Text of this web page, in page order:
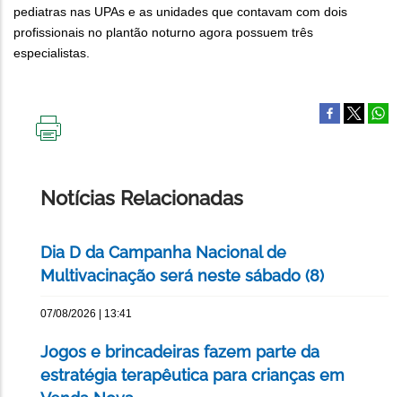
pediatras nas UPAs e as unidades que contavam com dois
profissionais no plantão noturno agora possuem três
especialistas.
Notícias Relacionadas
Dia D da Campanha Nacional de
Multivacinação será neste sábado (8)
07/08/2026 | 13:41
Jogos e brincadeiras fazem parte da
estratégia terapêutica para crianças em